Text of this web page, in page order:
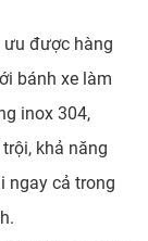
được hàng
bánh xe làm
inox 304,
khả năng
ngay cả trong